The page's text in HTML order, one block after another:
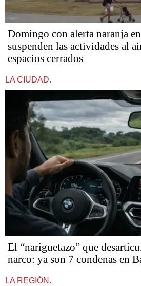
Domingo con alerta naranja
suspenden las actividades al
espacios cerrados
LA CIUDAD.
​​​​​El “nariguetazo” que
narco: ya son 7 condenas en
LA REGIÓN.